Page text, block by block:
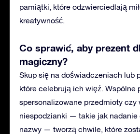
pamiątki, które odzwierciedlają
kreatywność.
Co sprawić, aby prezent
magiczny?
Skup się na doświadczeniach lub
które celebrują ich więź. Wspólne
spersonalizowane przedmioty czy
niespodzianki — takie jak nadanie
nazwy — tworzą chwile, które